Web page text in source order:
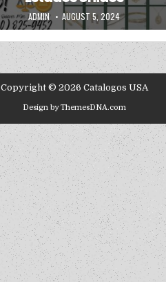
AUTHOR:
ADMIN PUBLISHED DATE:
AUGUST 5, 2024
Copyright © 2026 Catalogos USA
Design by ThemesDNA.com